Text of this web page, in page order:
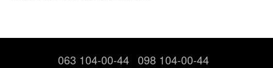
063 104-00-44 098 104-00-44